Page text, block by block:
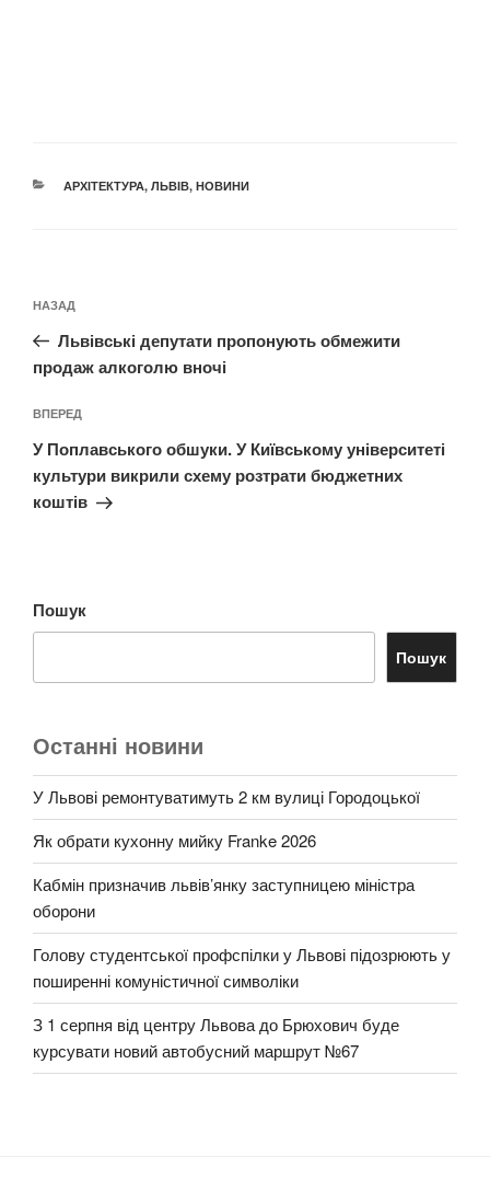
КАТЕГОРІЇ
АРХІТЕКТУРА, ЛЬВІВ, НОВИНИ
записів
Попередній
запис:
НАЗАД
Львівські депутати пропонують обмежити
продаж алкоголю вночі
Наступний
запис
ВПЕРЕД
У Поплавського обшуки. У Київському університеті
культури викрили схему розтрати бюджетних
коштів
Пошук
Пошук
Останні новини
У Львові ремонтуватимуть 2 км вулиці Городоцької
Як обрати кухонну мийку Franke 2026
Кабмін призначив львів’янку заступницею міністра
оборони
Голову студентської профспілки у Львові підозрюють у
поширенні комуністичної символіки
З 1 серпня від центру Львова до Брюхович буде
курсувати новий автобусний маршрут №67